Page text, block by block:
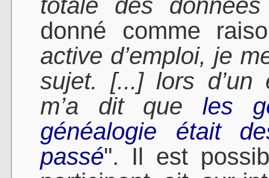
donné comme
active d’emploi, je
sujet. [...] lors
m’a dit que les
généalogie était
passé". Il est